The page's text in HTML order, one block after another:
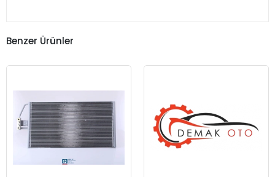
Benzer Ürünler